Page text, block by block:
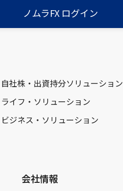
ノムラFX ログイン
自社株・出資持分ソリューション
ライフ・ソリューション
ビジネス・ソリューション
会社情報